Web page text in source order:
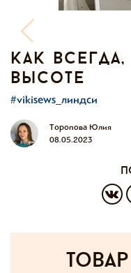
как
высоте
#vikisews_линдси
Торопова Юлия
08.05.2023